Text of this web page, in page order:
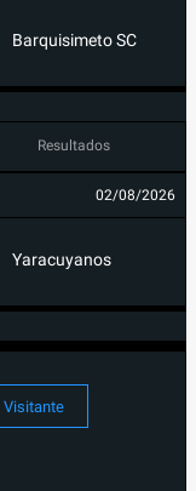
Barquisimeto SC
Resultados
02/08/2026
Yaracuyanos
Visitante